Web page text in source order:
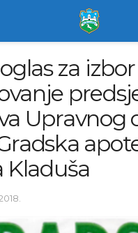
za izbor
Upravnog
Kladuša